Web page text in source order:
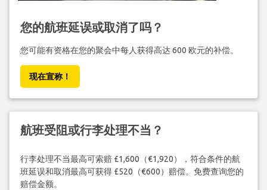
您的航班延误或取消了吗？
您可能有资格在您的聚会中每人获得高达 600 欧元的补偿。
现在宣称！
航班受阻或行李处理不当？
行李处理不当最高可索赔 £1,600（€1,920），符合条件的航
班延误和取消最高可获得 £520（€600）赔偿。免费查询您的
赔偿金额。